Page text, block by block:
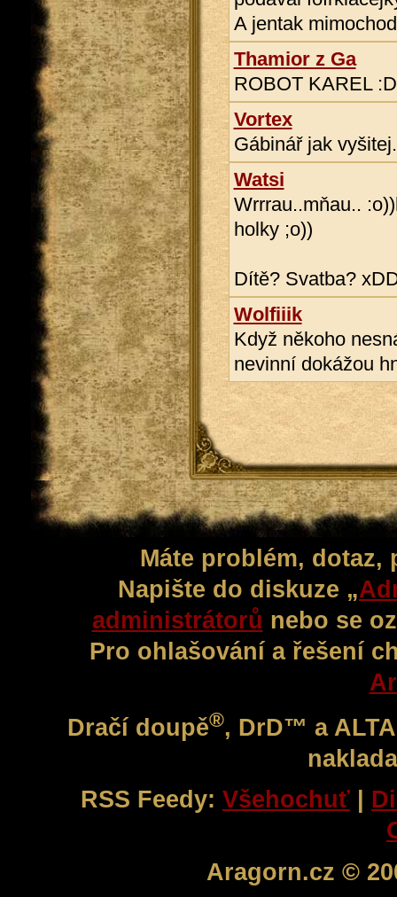
A jentak
Thamior z Ga
ROBOT KAREL
Vortex
Gábinář jak
Watsi
Wrrrau..mňau..
holky ;o))
Dítě? Svatba?
Wolfiiik
Když někoho
nevinní dokážou
Máte problém,
Napište do diskuze „
administrátorů nebo se
Pro ohlašování a řešení
Dračí doupě®, DrD™ a
RSS Feedy: Všehochuť
Aragorn.cz ©